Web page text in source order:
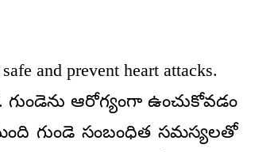
and prevent heart attacks.
ఆరోగ్యంగా ఉంచుకోవ‌డం
గుండె సంబంధిత స‌మ‌స్య‌ల‌తో